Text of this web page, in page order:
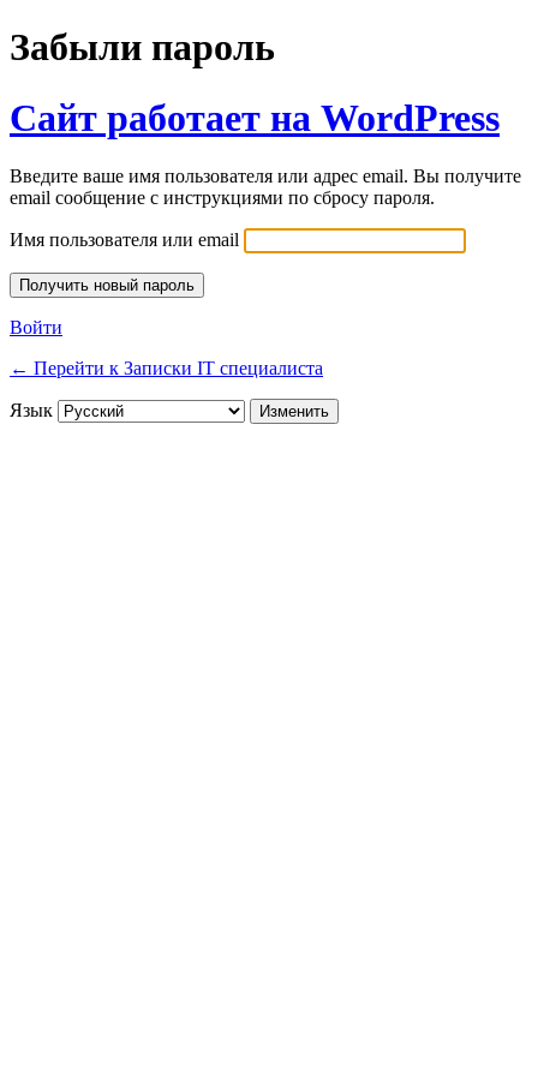
Забыли пароль
Сайт работает на WordPress
Введите ваше имя пользователя или адрес email. Вы получите
email сообщение с инструкциями по сбросу пароля.
Имя пользователя или email
Войти
← Перейти к Записки IT специалиста
Язык